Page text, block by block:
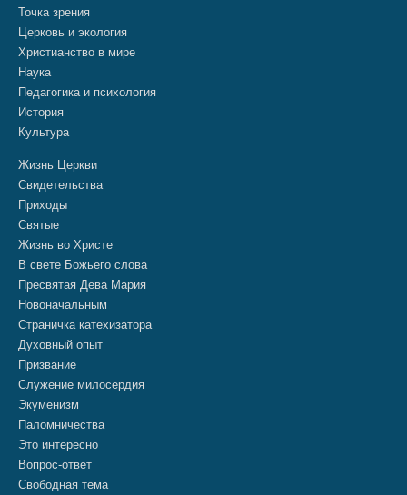
Точка зрения
Церковь и экология
Христианство в мире
Наука
Педагогика и психология
История
Культура
Жизнь Церкви
Свидетельства
Приходы
Святые
Жизнь во Христе
В свете Божьего слова
Пресвятая Дева Мария
Новоначальным
Страничка катехизатора
Духовный опыт
Призвание
Служение милосердия
Экуменизм
Паломничества
Это интересно
Вопрос-ответ
Свободная тема